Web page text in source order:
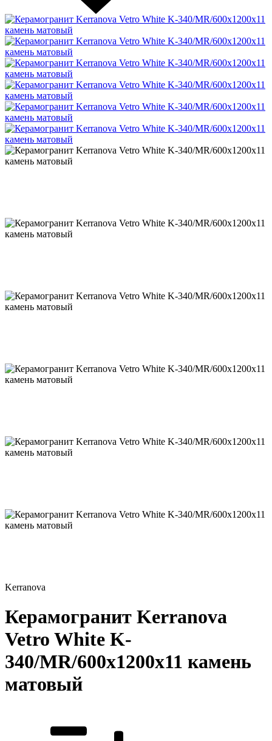
Kerranova
Керамогранит Kerranova
Vetro White K-
340/MR/600x1200x11 камень
матовый